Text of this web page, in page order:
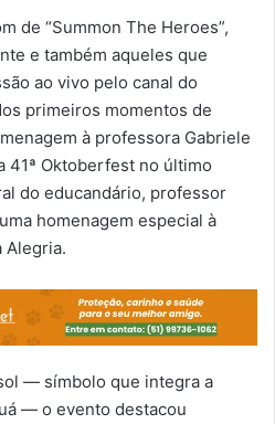
de “Summon The Heroes”,
e também aqueles que
ao vivo pelo canal do
primeiros momentos de
à professora Gabriele
41ª Oktoberfest no último
do educandário, professor
homenagem especial à
Alegria.
— símbolo que integra a
— o evento destacou